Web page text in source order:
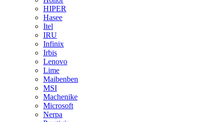
HIPER
Hasee
Itel
IRU
Infinix
Irbis
Lenovo
Lime
Maibenben
MSI
Machenike
Microsoft
Nerpa